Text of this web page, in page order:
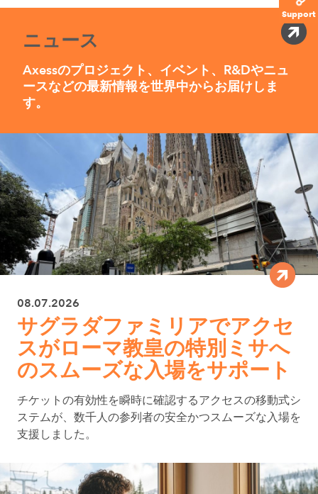
Support
ニュース
Axessのプロジェクト、イベント、R&Dやニュ
ースなどの最新情報を世界中からお届けしま
す。
08.07.2026
サグラダファミリアでアクセ
スがローマ教皇の特別ミサへ
のスムーズな入場をサポート
チケットの有効性を瞬時に確認するアクセスの移動式シ
ステムが、数千人の参列者の安全かつスムーズな入場を
支援しました。